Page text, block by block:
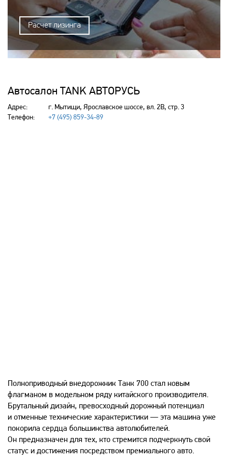
Расчет лизинга
Автосалон TANK АВТОРУСЬ
Адрес:
г. Мытищи, Ярославское шоссе, вл. 2В, стр. 3
Телефон:
+7 (495) 859-34-89
Полноприводный внедорожник Танк 700 стал новым
флагманом в модельном ряду китайского производителя.
Брутальный дизайн, превосходный дорожный потенциал
и отменные технические характеристики — эта машина уже
покорила сердца большинства автолюбителей.
Он предназначен для тех, кто стремится подчеркнуть свой
статус и достижения посредством премиального авто.